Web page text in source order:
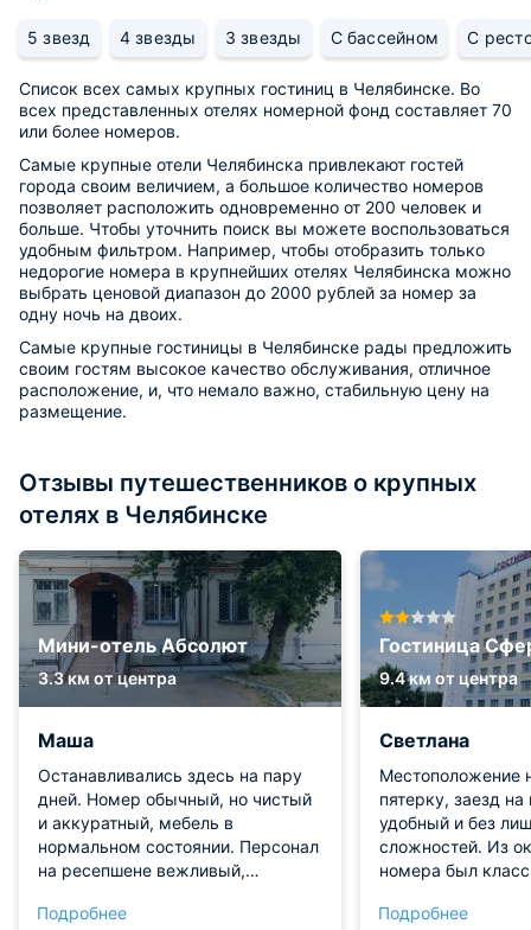
5 звезд 4 звезды 3 звезды С бассейном С
Список всех самых крупных гостиниц в Челябинске. Во
всех представленных отелях номерной фонд составляет 70
или более номеров.
Самые крупные отели Челябинска привлекают гостей
города своим величием, а большое количество номеров
позволяет расположить одновременно от 200 человек и
больше. Чтобы уточнить поиск вы можете воспользоваться
удобным фильтром. Например, чтобы отобразить только
недорогие номера в крупнейших отелях Челябинска можно
выбрать ценовой диапазон до 2000 рублей за номер за
одну ночь на двоих.
Самые крупные гостиницы в Челябинске рады предложить
своим гостям высокое качество обслуживания, отличное
расположение, и, что немало важно, стабильную цену на
размещение.
Отзывы путешественников о крупных
отелях в Челябинске
Мини-отель Абсолют
3.3 км от центра
Маша
Останавливались здесь на пару
дней. Номер обычный, но чистый
и аккуратный, мебель в
нормальном состоянии. Персонал
на ресепшене вежливый,
лишней волокиты. Расположение
Подробнее
Гостиница
9.4 км от центра
Светлана
Местоположение
пятерку, заезд на
удобный и без
сложностей. Из
номера был
чистая, с мягкой
Подробнее